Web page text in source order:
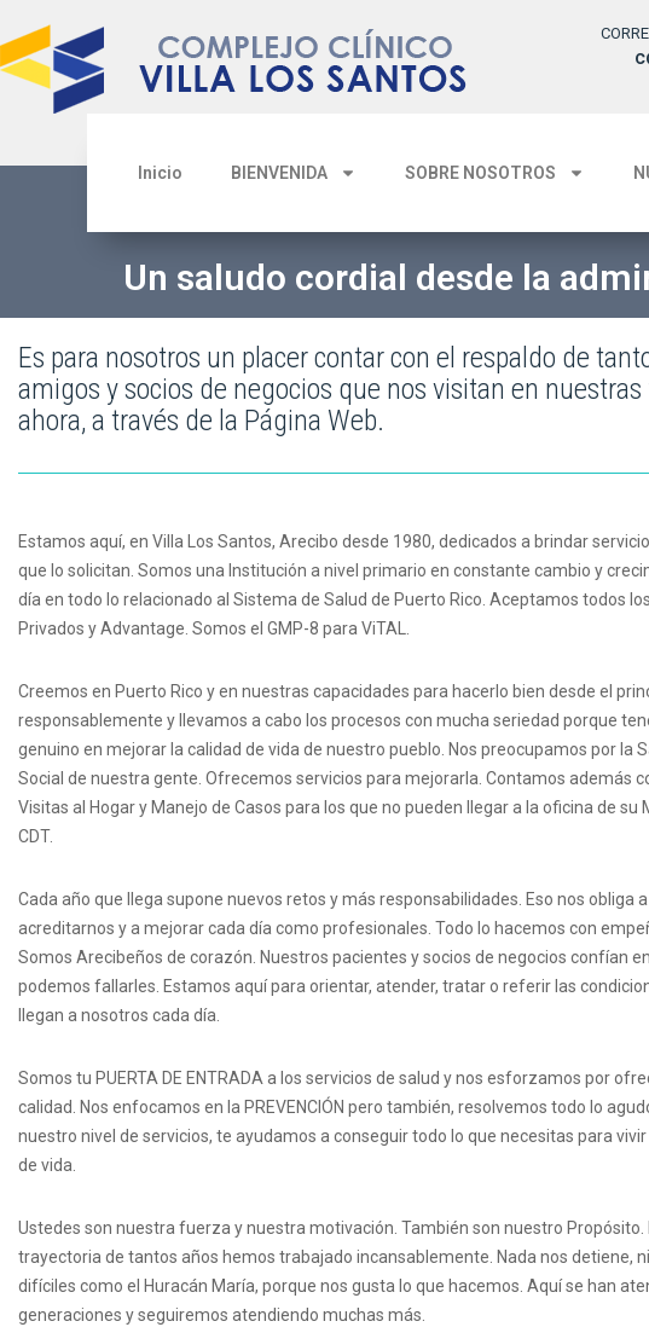
Inicio BIENVENIDA SOBRE NOSOTROS
Un saludo cordial desde la
Es para nosotros un placer contar con el respaldo de
amigos y socios de negocios que nos visitan en
ahora, a través de la Página Web.
Estamos aquí, en Villa Los Santos, Arecibo desde 1980, dedicados a brindar
que lo solicitan. Somos una Institución a nivel primario en constante cambio y
día en todo lo relacionado al Sistema de Salud de Puerto Rico. Aceptamos todos
Privados y Advantage. Somos el GMP-8 para ViTAL.
Creemos en Puerto Rico y en nuestras capacidades para hacerlo bien desde el
responsablemente y llevamos a cabo los procesos con mucha seriedad porque
genuino en mejorar la calidad de vida de nuestro pueblo. Nos preocupamos por la
Social de nuestra gente. Ofrecemos servicios para mejorarla. Contamos además
Visitas al Hogar y Manejo de Casos para los que no pueden llegar a la oficina de su
CDT.
Cada año que llega supone nuevos retos y más responsabilidades. Eso nos obliga
acreditarnos y a mejorar cada día como profesionales. Todo lo hacemos con
Somos Arecibeños de corazón. Nuestros pacientes y socios de negocios confían
podemos fallarles. Estamos aquí para orientar, atender, tratar o referir las
llegan a nosotros cada día.
Somos tu PUERTA DE ENTRADA a los servicios de salud y nos esforzamos por
calidad. Nos enfocamos en la PREVENCIÓN pero también, resolvemos todo lo
nuestro nivel de servicios, te ayudamos a conseguir todo lo que necesitas para
de vida.
Ustedes son nuestra fuerza y nuestra motivación. También son nuestro
trayectoria de tantos años hemos trabajado incansablemente. Nada nos detiene,
difíciles como el Huracán María, porque nos gusta lo que hacemos. Aquí se han
generaciones y seguiremos atendiendo muchas más.